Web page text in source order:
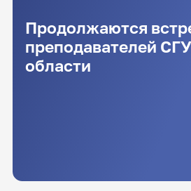
Продолжаются
преподавателей
области